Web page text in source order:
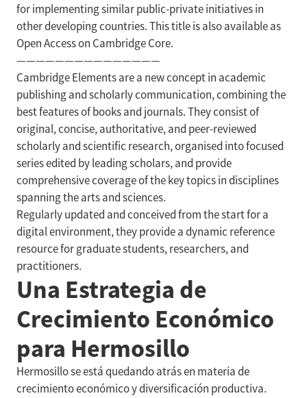
for implementing similar public-private initiatives in
other developing countries. This title is also available as
Open Access on Cambridge Core.
———————————————
Cambridge Elements are a new concept in academic
publishing and scholarly communication, combining the
best features of books and journals. They consist of
original, concise, authoritative, and peer-reviewed
scholarly and scientific research, organised into focused
series edited by leading scholars, and provide
comprehensive coverage of the key topics in disciplines
spanning the arts and sciences.
Regularly updated and conceived from the start for a
digital environment, they provide a dynamic reference
resource for graduate students, researchers, and
practitioners.
Una Estrategia de
Crecimiento Económico
para Hermosillo
Hermosillo se está quedando atrás en materia de
crecimiento económico y diversificación productiva.